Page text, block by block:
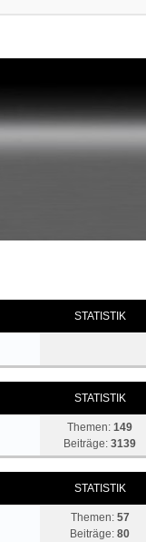
STATISTIK
STATISTIK
Themen: 149
Beiträge: 3139
STATISTIK
Themen: 57
Beiträge: 80